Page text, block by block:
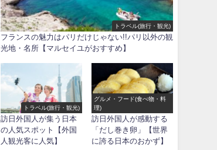
トラベル(旅行・観光)
フランスの魅力はパリだけじゃない!!パリ以外の観
光地・名所【マルセイユがおすすめ】
トラベル(旅行・観光)
訪日外国人が集う日本
の人気スポット【外国
人観光客に人気】
グルメ・フード(食べ物・料
理)
訪日外国人が感動する
「だし巻き卵」【世界
に誇る日本のおかず】